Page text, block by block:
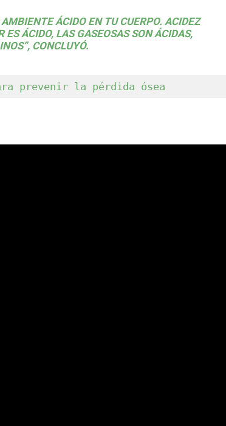
ÁCIDO EN TU CUERPO. ACIDEZ
ÁCIDO, LAS GASEOSAS SON ÁCIDAS,
CONCLUYÓ.
prevenir la pérdida ósea